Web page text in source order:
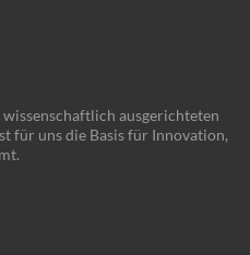
ausgerichteten
für uns die Basis für Innovation,